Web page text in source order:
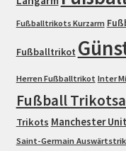
Fußballtrikots Kurzarm
Fußballtrikot
Herren Fußballtrikot Inter
Fußball
Trikots Manchester
Saint-Germain